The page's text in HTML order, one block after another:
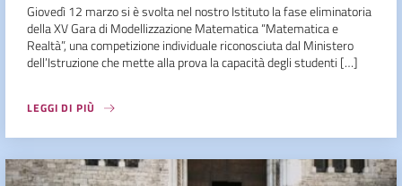
Giovedì 12 marzo si è svolta nel nostro Istituto la fase eliminatoria
della XV Gara di Modellizzazione Matematica “Matematica e
Realtà”, una competizione individuale riconosciuta dal Ministero
dell’Istruzione che mette alla prova la capacità degli studenti […]
LEGGI DI PIÙ